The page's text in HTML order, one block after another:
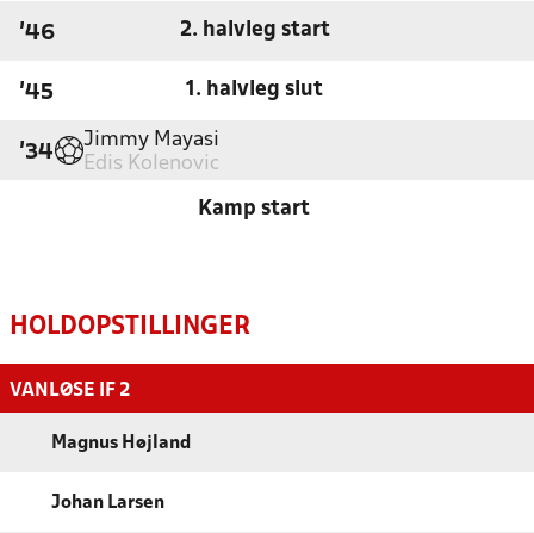
'46 2. halvleg start
'45 1. halvleg slut
'34
Jimmy Mayasi
Edis Kolenovic
Kamp start
HOLDOPSTILLINGER
VANLØSE IF 2
Magnus Højland
Johan Larsen